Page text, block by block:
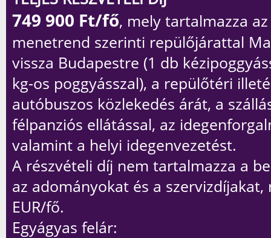
749 900 Ft/fő, mely tartalmazza
menetrend szerinti repülőjárattal
vissza Budapestre (1 db
kg-os poggyásszal), a repülőtéri
autóbuszos közlekedés árát, a
félpanziós ellátással, az
valamint a helyi idegenvezetést.
A részvételi díj nem tartalmazza a
az adományokat és a szervizdíjakat,
EUR/fő.
Egyágyas felár: